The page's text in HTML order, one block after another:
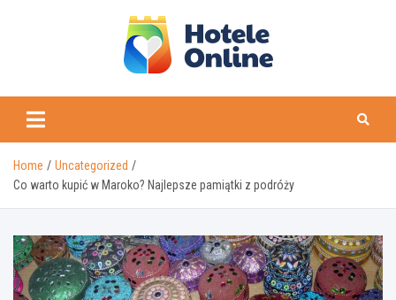
Home
Uncategorized
Co warto kupić w Maroko? Najlepsze pamiątki z podróży